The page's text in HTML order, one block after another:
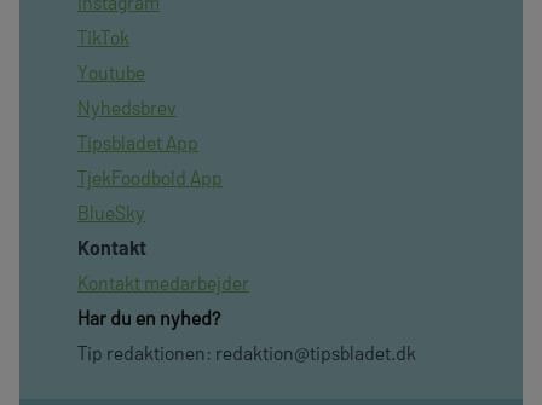
TikTok
Youtube
Nyhedsbrev
Tipsbladet App
TjekFoodbold App
BlueSky
Kontakt
Kontakt medarbejder
Har du en nyhed?
Tip redaktionen: redaktion@tipsbladet.dk